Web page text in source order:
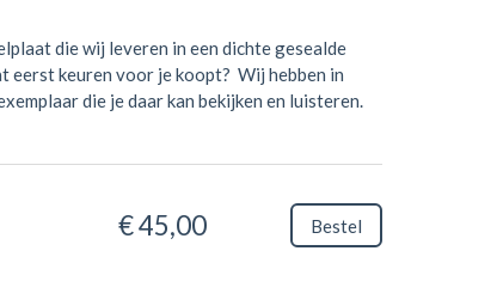
die wij leveren in een dichte gesealde
eerst keuren voor je koopt? Wij hebben in
die je daar kan bekijken en luisteren.
€ 45,00 Bestel